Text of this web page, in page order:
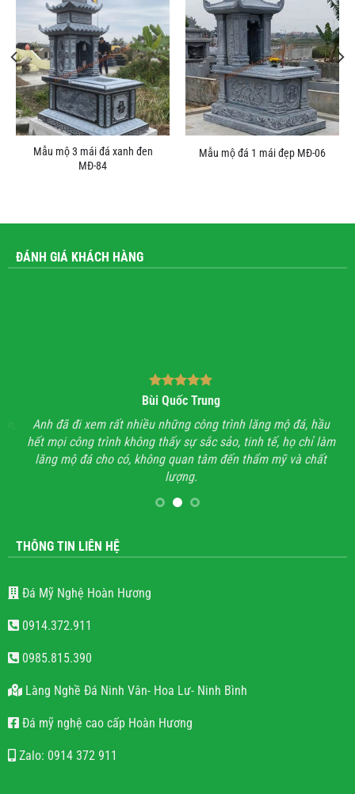
Mẫu mộ 3 mái đá xanh đen
MĐ-84
Mẫu mộ đá 1 mái đẹp MĐ-06
ĐÁNH GIÁ KHÁCH HÀNG
Bùi Quốc Trung
Anh đã đi xem rất nhiều những công trình lăng mộ đá, hầu
hết mọi công trình không thấy sự sắc sảo, tinh tế, họ chỉ làm
lăng mộ đá cho có, không quan tâm đến thẩm mỹ và chất
lượng.
THÔNG TIN LIÊN HỆ
Đá Mỹ Nghệ Hoàn Hương
0914.372.911
0985.815.390
Làng Nghề Đá Ninh Vân- Hoa Lư- Ninh Bình
Đá mỹ nghệ cao cấp Hoàn Hương
Zalo: 0914 372 911